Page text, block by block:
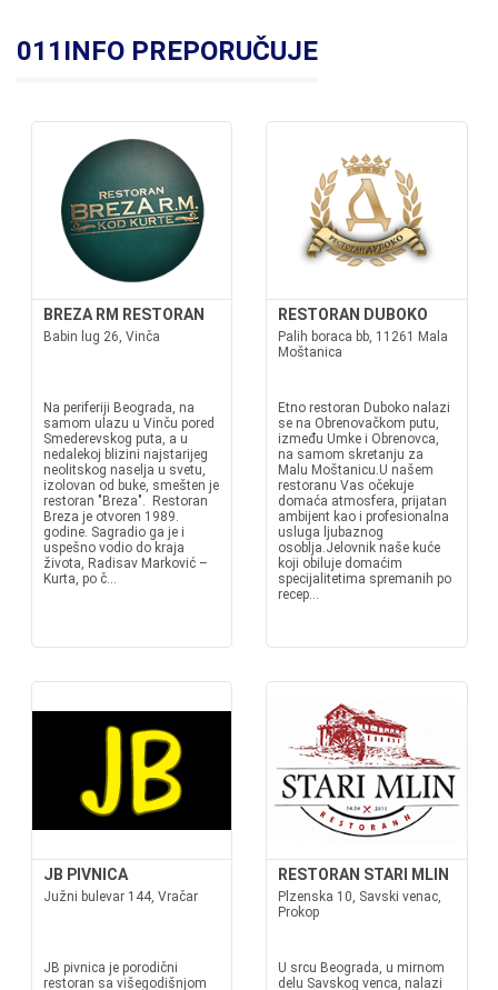
011INFO PREPORUČUJE
BREZA RM RESTORAN
Babin lug 26, Vinča
Na periferiji Beograda, na
samom ulazu u Vinču pored
Smederevskog puta, a u
nedalekoj blizini najstarijeg
neolitskog naselja u svetu,
izolovan od buke, smešten je
restoran "Breza". Restoran
Breza je otvoren 1989.
godine. Sagradio ga je i
uspešno vodio do kraja
života, Radisav Marković –
Kurta, po č...
RESTORAN DUBOKO
Palih boraca bb, 11261 Mala
Moštanica
Etno restoran Duboko nalazi
se na Obrenovačkom putu,
između Umke i Obrenovca,
na samom skretanju za
Malu Moštanicu.U našem
restoranu Vas očekuje
domaća atmosfera, prijatan
ambijent kao i profesionalna
usluga ljubaznog
osoblja.Jelovnik naše kuće
koji obiluje domaćim
specijalitetima spremanih po
recep...
JB PIVNICA
Južni bulevar 144, Vračar
JB pivnica je porodični
restoran sa višegodišnjom
RESTORAN STARI MLIN
Plzenska 10, Savski venac,
Prokop
U srcu Beograda, u mirnom
delu Savskog venca, nalazi